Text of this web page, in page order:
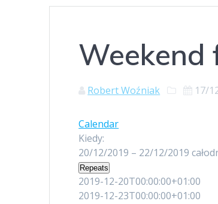
Weekend
Robert Woźniak 17/
Calendar
Kiedy:
20/12/2019 – 22/12/2019
Repeats
2019-12-20T00:00:00+01:00
2019-12-23T00:00:00+01:00